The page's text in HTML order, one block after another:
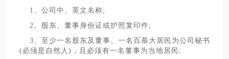
1、公司中、英文名称;
2、股东、董事身份证或护照复印件;
3、至少一名股东及董事、一名百慕大居民为公司秘书
(必须是自然人)，且必须有一名董事为当地居民;